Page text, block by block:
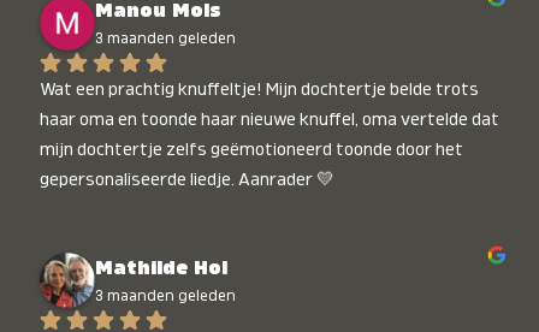
Manou Mols
3 maanden geleden
Wat een prachtig knuffeltje! Mijn dochtertje belde trots
haar oma en toonde haar nieuwe knuffel, oma vertelde dat
mijn dochtertje zelfs geëmotioneerd toonde door het
gepersonaliseerde liedje. Aanrader 💛
Mathilde Hol
3 maanden geleden